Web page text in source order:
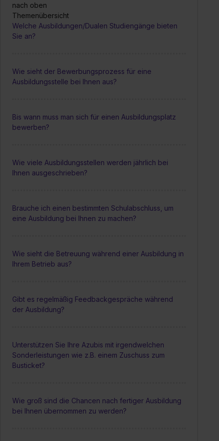
nach oben
Themenübersicht
Welche Ausbildungen/Dualen Studiengänge bieten
Sie an?
Wie sieht der Bewerbungsprozess für eine
Ausbildungsstelle bei Ihnen aus?
Bis wann muss man sich für einen Ausbildungsplatz
bewerben?
Wie viele Ausbildungsstellen werden jährlich bei
Ihnen ausgeschrieben?
Brauche ich einen bestimmten Schulabschluss, um
eine Ausbildung bei Ihnen zu machen?
Wie sieht die Betreuung während einer Ausbildung in
Ihrem Betrieb aus?
Gibt es regelmäßig Feedbackgespräche während
der Ausbildung?
Unterstützen Sie Ihre Azubis mit irgendwelchen
Sonderleistungen wie z.B. einem Zuschuss zum
Busticket?
Wie groß sind die Chancen nach fertiger Ausbildung
bei Ihnen übernommen zu werden?